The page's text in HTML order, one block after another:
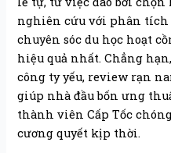
nghiên cứu với phân tích
chuyên sóc du học hoạt
hiệu quả nhất. Chẳng
công ty yếu, review rạn
giúp nhà đầu bốn ưng
thành viên Cấp Tốc
cương quyết kịp thời.